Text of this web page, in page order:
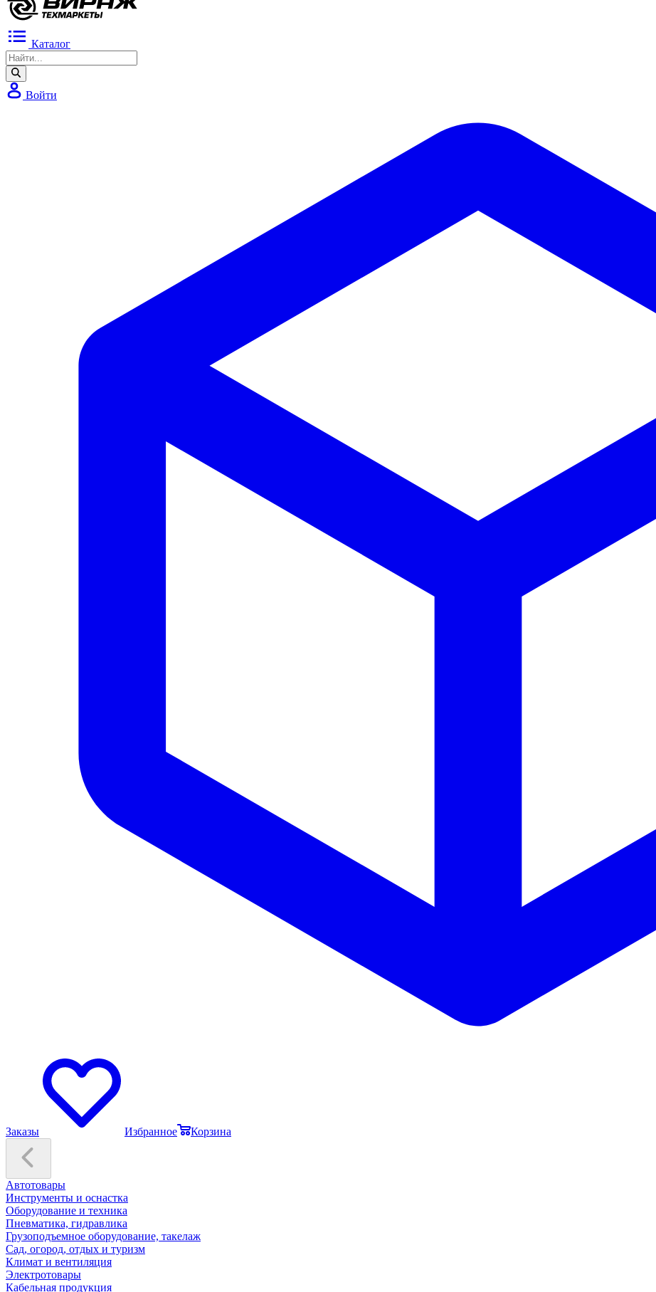
Каталог
Войти
Заказы Избранное Корзина
Автотовары
Инструменты и оснастка
Оборудование и техника
Пневматика, гидравлика
Грузоподъемное оборудование, такелаж
Сад, огород, отдых и туризм
Климат и вентиляция
Электротовары
Кабельная продукция